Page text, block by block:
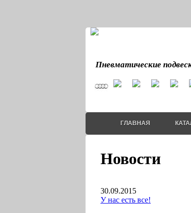
Пневматические
ГЛАВНАЯ
Новости
30.09.2015
У нас есть все!